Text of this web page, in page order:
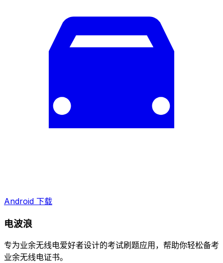
Android 下载
电波浪
专为业余无线电爱好者设计的考试刷题应用，帮助你轻松备考
业余无线电证书。